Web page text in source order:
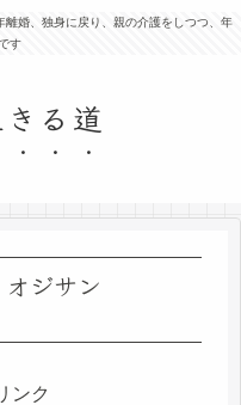
婚、独身に戻り、親の介護をしつつ、年
す
る道
ジサン
ンク